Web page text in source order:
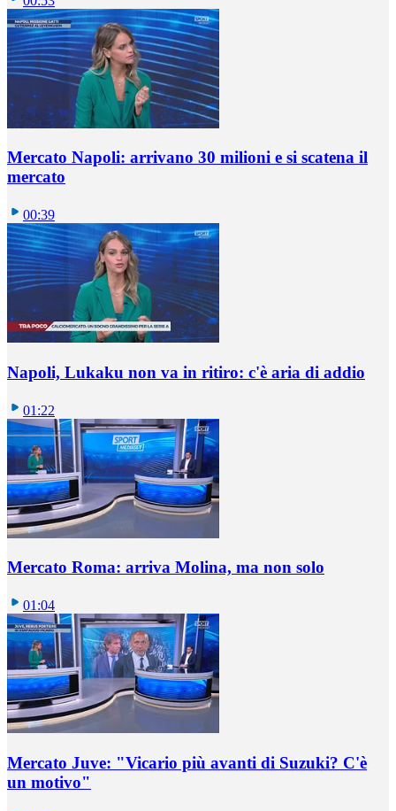
Mercato Napoli: arrivano 30 milioni e si scatena il
mercato
00:39
Napoli, Lukaku non va in ritiro: c'è aria di addio
01:22
Mercato Roma: arriva Molina, ma non solo
01:04
Mercato Juve: "Vicario più avanti di Suzuki? C'è
un motivo"